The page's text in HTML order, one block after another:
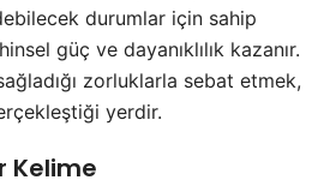
durumlar için sahip
güç ve dayanıklılık kazanır.
zorluklarla sebat etmek,
yerdir.
Kelime